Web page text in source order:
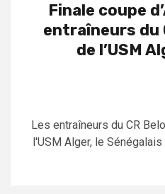
Finale coupe
entraîneurs du
de l’USM
Les entraîneurs du CR
l'USM Alger, le